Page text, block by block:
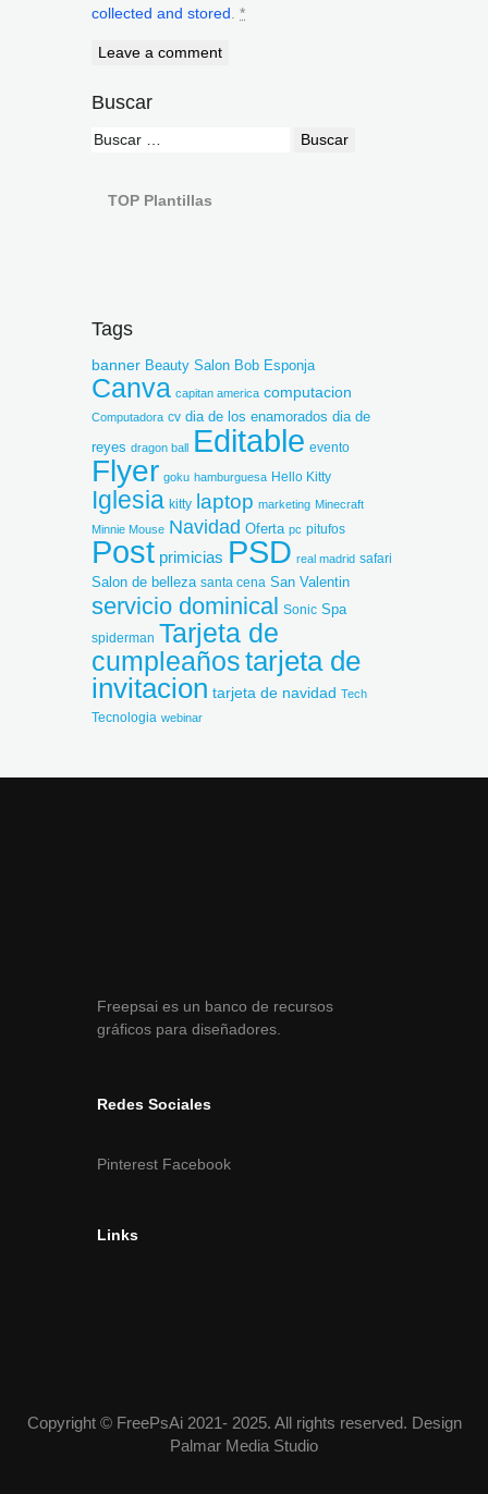
collected and stored *
Buscar
TOP Plantillas
Tags
banner Beauty Salon Bob Esponja
Canva capitan america computacion
Computadora cv dia de los enamorados dia de
reyes dragon ball Editable evento
Flyer goku hamburguesa Hello Kitty
Iglesia kitty laptop marketing Minecraft
Minnie Mouse Navidad Oferta pc pitufos
Post primicias PSD real madrid safari
Salon de belleza santa cena San Valentin
servicio dominical Sonic Spa
spiderman Tarjeta de
cumpleañostarjeta de
invitacion tarjeta de navidad Tech
Tecnologia webinar
Freepsai es un banco de recursos
gráficos para diseñadores.
Redes Sociales
Pinterest Facebook
Links
Copyright © FreePsAi 2021- 2025. All rights reserved. Design
Palmar Media Studio